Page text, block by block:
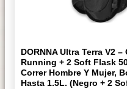
DORNNA Ultra Terra V2
Running + 2 Soft Flask
Correr Hombre Y Mujer,
Hasta 1.5L. (Negro + 2